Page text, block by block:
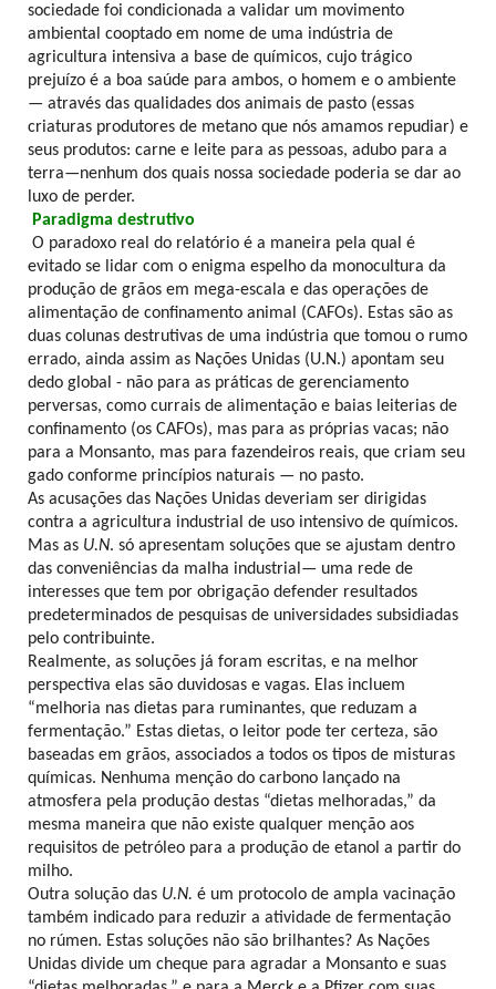
sociedade foi condicionada a validar um movimento
ambiental cooptado em nome de uma indústria de
agricultura intensiva a base de químicos, cujo trágico
prejuízo é a boa saúde para ambos, o homem e o ambiente
— através das qualidades dos animais de pasto (essas
criaturas produtores de metano que nós amamos repudiar) e
seus produtos: carne e leite para as pessoas, adubo para a
terra—nenhum dos quais nossa sociedade poderia se dar ao
luxo de perder.
Paradigma destrutivo
O paradoxo real do relatório é a maneira pela qual é
evitado se lidar com o enigma espelho da monocultura da
produção de grãos em mega-escala e das operações de
alimentação de confinamento animal (CAFOs). Estas são as
duas colunas destrutivas de uma indústria que tomou o rumo
errado, ainda assim as Nações Unidas (U.N.) apontam seu
dedo global - não para as práticas de gerenciamento
perversas, como currais de alimentação e baias leiterias de
confinamento (os CAFOs), mas para as próprias vacas; não
para a Monsanto, mas para fazendeiros reais, que criam seu
gado conforme princípios naturais — no pasto.
As acusações das Nações Unidas deveriam ser dirigidas
contra a agricultura industrial de uso intensivo de químicos.
Mas as U.N. só apresentam soluções que se ajustam dentro
das conveniências da malha industrial— uma rede de
interesses que tem por obrigação defender resultados
predeterminados de pesquisas de universidades subsidiadas
pelo contribuinte.
Realmente, as soluções já foram escritas, e na melhor
perspectiva elas são duvidosas e vagas. Elas incluem
“melhoria nas dietas para ruminantes, que reduzam a
fermentação.” Estas dietas, o leitor pode ter certeza, são
baseadas em grãos, associados a todos os tipos de misturas
químicas. Nenhuma menção do carbono lançado na
atmosfera pela produção destas “dietas melhoradas,” da
mesma maneira que não existe qualquer menção aos
requisitos de petróleo para a produção de etanol a partir do
milho.
Outra solução das U.N. é um protocolo de ampla vacinação
também indicado para reduzir a atividade de fermentação
no rúmen. Estas soluções não são brilhantes? As Nações
Unidas divide um cheque para agradar a Monsanto e suas